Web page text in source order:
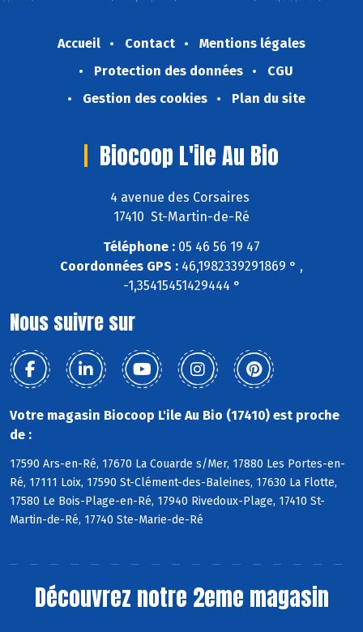
Accueil Contact
Mentions légales
Protection des données
CGU
Gestion des cookies
Plan du site
Biocoop L'ile Au Bio
4 avenue des Corsaires
17410 St-Martin-de-Ré
Téléphone : 05 46 56 19 47
Coordonnées GPS : 46,1982339291869 ° ,
-1,35415451429444 °
Nous suivre sur
Votre magasin Biocoop L'ile Au Bio (17410) est proche
de :
17590 Ars-en-Ré, 17670 La Couarde s/Mer, 17880 Les Portes-en-
Ré, 17111 Loix, 17590 St-Clément-des-Baleines, 17630 La Flotte,
17580 Le Bois-Plage-en-Ré, 17940 Rivedoux-Plage, 17410 St-
Martin-de-Ré, 17740 Ste-Marie-de-Ré
Découvrez notre 2eme magasin